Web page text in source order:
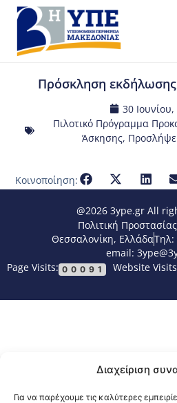
Διαχείριση
Για να παρέχουμε τις καλύτερες
Πρόσκληση
30
Πιλοτικό Πρόγραμμα
Άσκησης,
Κοινοποίηση:
@2026 3ype.gr All
Πολιτική
Θεσσαλονίκη, ΕλλάδαΤηλ:
email:
Page Visits: 00091 Website